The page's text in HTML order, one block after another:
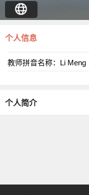
个人信息
教师拼音名称：Li Meng
个人简介